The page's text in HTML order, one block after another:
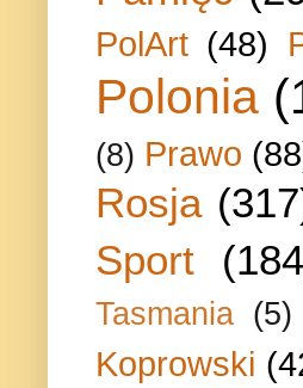
PolArt (48)
Polonia
(8) Prawo
Rosja
Sport
Tasmania (5)
Koprowski